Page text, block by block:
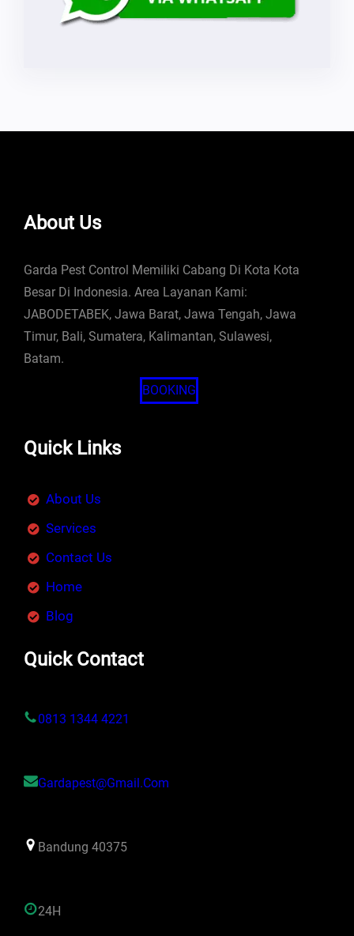
About Us
Garda Pest Control Memiliki Cabang Di Kota Kota
Besar Di Indonesia. Area Layanan Kami:
JABODETABEK, Jawa Barat, Jawa Tengah, Jawa
Timur, Bali, Sumatera, Kalimantan, Sulawesi,
Batam.
BOOKING
Quick Links
About Us
Services
Contact Us
Home
Blog
Quick Contact
0813 1344 4221
Gardapest@gmail.com
Bandung 40375
24H